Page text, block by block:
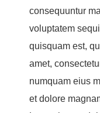
consequuntur
voluptatem
quisquam est,
amet,
numquam eius
et dolore